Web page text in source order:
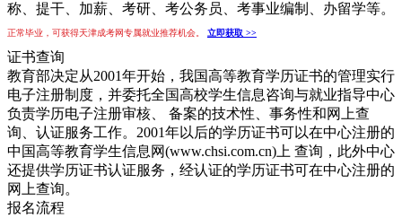
称、提干、加薪、考研、考公务员、考事业编制、办留学等。
正常毕业，可获得天津成考网专属就业推荐机会。 立即获取 >>
证书查询
教育部决定从2001年开始，我国高等教育学历证书的管理实行
电子注册制度，并委托全国高校学生信息咨询与就业指导中心
负责学历电子注册审核、 备案的技术性、事务性和网上查
询、认证服务工作。2001年以后的学历证书可以在中心注册的
中国高等教育学生信息网(www.chsi.com.cn)上 查询，此外中心
还提供学历证书认证服务，经认证的学历证书可在中心注册的
网上查询。
报名流程